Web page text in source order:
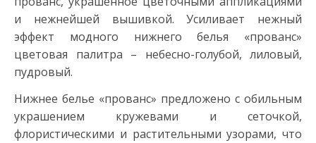
и нежнейшей вышивкой. Усиливает нежный
эффект модного нижнего белья «прованс»
цветовая палитра – небесно-голубой, лиловый,
пудровый.
Нижнее белье «прованс» предложено с обильным
украшением кружевами и сеточкой,
флористическими и растительными узорами, что